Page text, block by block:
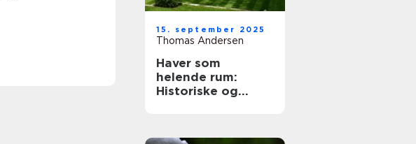
15. september 2025
Thomas Andersen
Haver som
helende rum:
Historiske og